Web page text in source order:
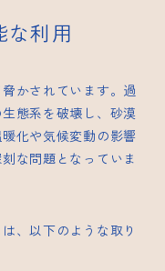
な利用
かされています。過
態系を破壊し、砂漠
化や気候変動の影響
な問題となっていま
、以下のような取り